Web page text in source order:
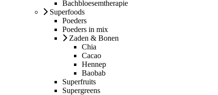
Bachbloesemtherapie
Superfoods
Poeders
Poeders in mix
Zaden & Bonen
Chia
Cacao
Hennep
Baobab
Superfruits
Supergreens